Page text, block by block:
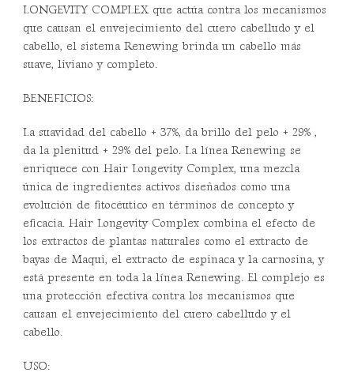
LONGEVITY COMPLEX que actúa contra los mecanismos
que causan el envejecimiento del cuero cabelludo y el
cabello, el sistema Renewing brinda un cabello más
suave, liviano y completo.
BENEFICIOS:
La suavidad del cabello + 37%, da brillo del pelo + 29% ,
da la plenitud + 29% del pelo. La línea Renewing se
enriquece con Hair Longevity Complex, una mezcla
única de ingredientes activos diseñados como una
evolución de fitocéutico en términos de concepto y
eficacia. Hair Longevity Complex combina el efecto de
los extractos de plantas naturales como el extracto de
bayas de Maqui, el extracto de espinaca y la carnosina, y
está presente en toda la línea Renewing. El complejo es
una protección efectiva contra los mecanismos que
causan el envejecimiento del cuero cabelludo y el
cabello.
USO: